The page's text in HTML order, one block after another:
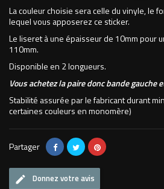
La couleur choisie sera celle du vinyle, le
lequel vous apposerez ce sticker.
Le liseret à une épaisseur de 10mm pour
110mm.
Disponible en 2 longueurs.
Vous achetez la paire donc bande gauche
Stabilité assurée par le fabricant durant
certaines couleurs en monomère)
Partager
Donnez votre avis